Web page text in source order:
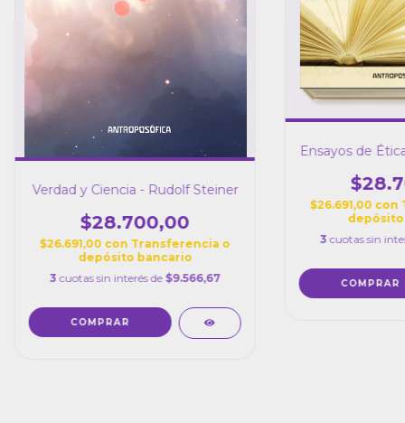
Verdad y Ciencia - Rudolf Steiner
$28.700,00
$26.691,00 con Transferencia o
depósito bancario
3 cuotas sin interés de $9.566,67
Ensayos de
$26.691,00 con
3 cuotas sin